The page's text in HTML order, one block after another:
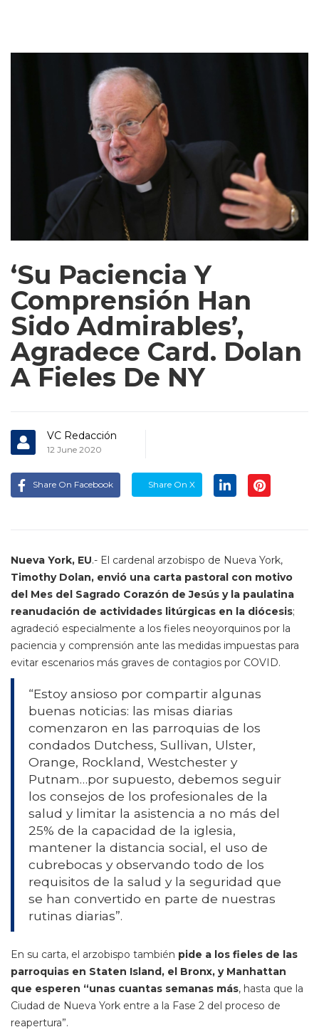
‘Su Paciencia Y
Comprensión Han
Sido Admirables’,
Agradece Card. Dolan
A Fieles De NY
VC Redacción
12 June 2020
Share On Facebook Share On X
Nueva York, EU.- El cardenal arzobispo de Nueva York,
Timothy Dolan, envió una carta pastoral con motivo
del Mes del Sagrado Corazón de Jesús y la paulatina
reanudación de actividades litúrgicas en la diócesis;
agradeció especialmente a los fieles neoyorquinos por la
paciencia y comprensión ante las medidas impuestas para
evitar escenarios más graves de contagios por COVID.
“Estoy ansioso por compartir algunas
buenas noticias: las misas diarias
comenzaron en las parroquias de los
condados Dutchess, Sullivan, Ulster,
Orange, Rockland, Westchester y
Putnam…por supuesto, debemos seguir
los consejos de los profesionales de la
salud y limitar la asistencia a no más del
25% de la capacidad de la iglesia,
mantener la distancia social, el uso de
cubrebocas y observando todo de los
requisitos de la salud y la seguridad que
se han convertido en parte de nuestras
rutinas diarias”.
En su carta, el arzobispo también pide a los fieles de las
parroquias en Staten Island, el Bronx, y Manhattan
que esperen “unas cuantas semanas más, hasta que la
Ciudad de Nueva York entre a la Fase 2 del proceso de
reapertura”.